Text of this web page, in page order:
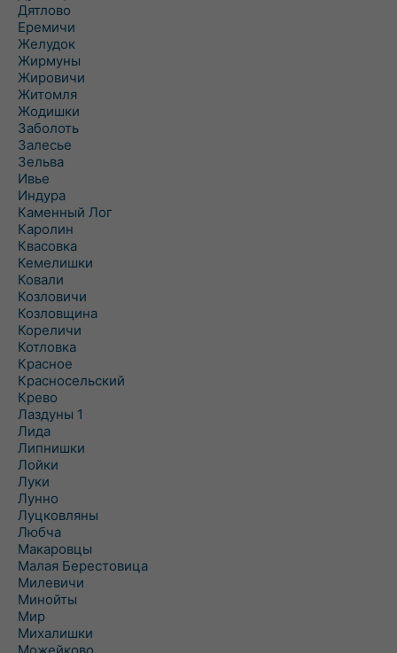
Дятлово
Еремичи
Желудок
Жирмуны
Жировичи
Житомля
Жодишки
Заболоть
Залесье
Зельва
Ивье
Индура
Каменный Лог
Каролин
Квасовка
Кемелишки
Ковали
Козловичи
Козловщина
Кореличи
Котловка
Красное
Красносельский
Крево
Лаздуны 1
Лида
Липнишки
Лойки
Луки
Лунно
Луцковляны
Любча
Макаровцы
Малая Берестовица
Милевичи
Минойты
Мир
Михалишки